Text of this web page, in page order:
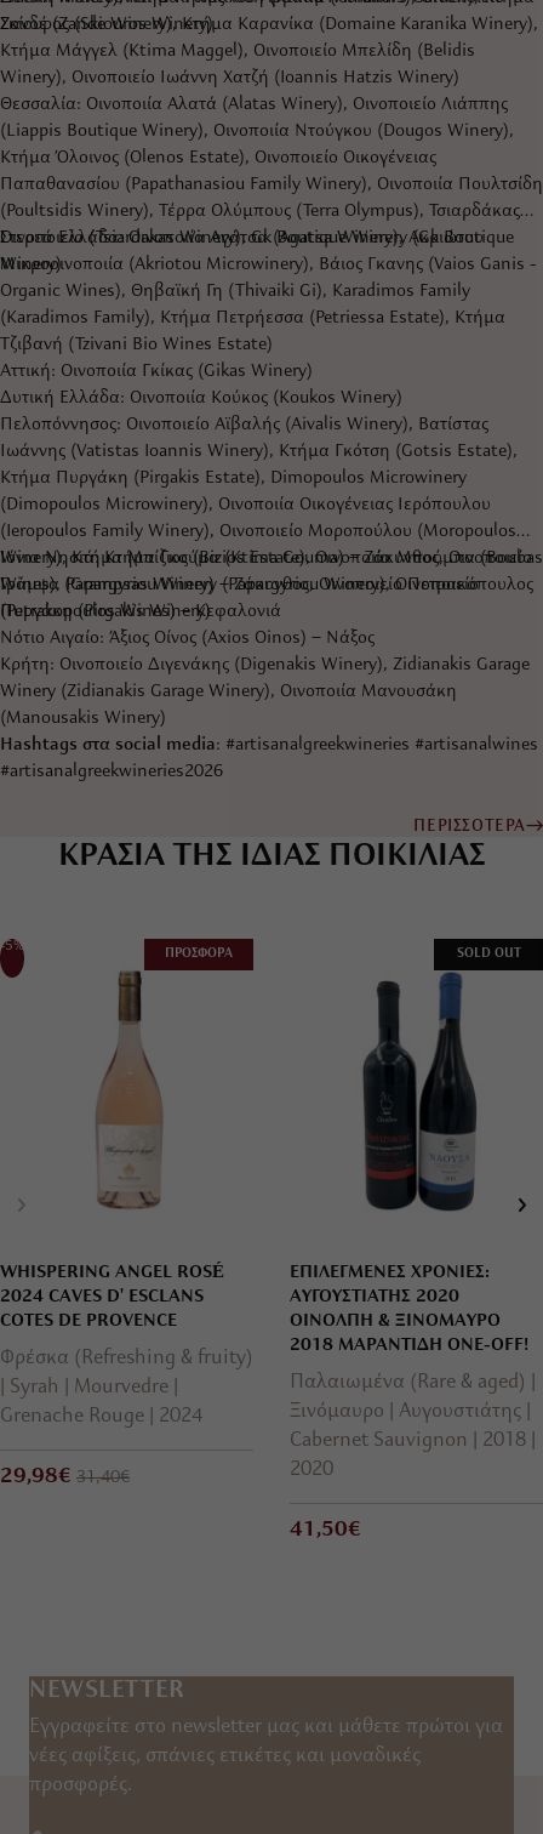
Σκίουρος (Skiouros Winery)
Ζανδέ (Zande Winery), Κτήμα Καρανίκα (Domaine Karanika Winery),
Κτήμα Μάγγελ (Ktima Maggel), Οινοποιείο Μπελίδη (Belidis
Winery), Οινοποιείο Ιωάννη Χατζή (Ioannis Hatzis Winery)
Θεσσαλία: Οινοποιία Αλατά (Alatas Winery), Οινοποιείο Λιάππης
(Liappis Boutique Winery), Οινοποιία Ντούγκου (Dougos Winery),
Κτήμα Όλοινος (Olenos Estate), Οινοποιείο Οικογένειας
Παπαθανασίου (Papathanasiou Family Winery), Οινοποιία Πουλτσίδη
(Poultsidis Winery), Τέρρα Ολύμπους (Terra Olympus), Τσιαρδάκας
Οινοποιείο (Tsiardakas Winery), Gk Boutique Winery (Gk Boutique
Winery)
Στερεά Ελλάδα: Οινοποιία Αγάτσα (Agatsa Winery), Ακριώτου
Μικροοινοποιία (Akriotou Microwinery), Βάιος Γκανης (Vaios Ganis -
Organic Wines), Θηβαϊκή Γη (Thivaiki Gi), Karadimos Family
(Karadimos Family), Κτήμα Πετρήεσσα (Petriessa Estate), Κτήμα
Τζιβανή (Tzivani Bio Wines Estate)
Αττική: Οινοποιία Γκίκας (Gikas Winery)
Δυτική Ελλάδα: Οινοποιία Κούκος (Koukos Winery)
Πελοπόννησος: Οινοποιείο Αϊβαλής (Aivalis Winery), Βατίστας
Ιωάννης (Vatistas Ioannis Winery), Κτήμα Γκότση (Gotsis Estate),
Κτήμα Πυργάκη (Pirgakis Estate), Dimopoulos Microwinery
(Dimopoulos Microwinery), Οινοποιία Οικογένειας Ιερόπουλου
(Ieropoulos Family Winery), Οινοποιείο Μοροπούλου (Moropoulos
Winery), Κτήμα Μπίζιος (Bizios Estate), Οινοποιία Μπούμπα (Boubas
Wines), Papargyriou Winery (Papargyriou Winery), Οινοποιείο
Πυργάκη (Pirgakis Winery)
Ιόνια Νησιά: Κτήμα Γκούμα (Ktima Gouma) – Ζάκυνθος, Οινοποιείο
Γράμψα (Grampsas Winery) – Ζάκυνθος, Οινοποιείο Πετρακόπουλος
(Petrakopoulos Wines) – Κεφαλονιά
Νότιο Αιγαίο: Άξιος Οίνος (Axios Oinos) – Νάξος
Κρήτη: Οινοποιείο Διγενάκης (Digenakis Winery), Zidianakis Garage
Winery (Zidianakis Garage Winery), Οινοποιία Μανουσάκη
(Manousakis Winery)
Hashtags στα social media: #artisanalgreekwineries #artisanalwines
#artisanalgreekwineries2026
ΠΕΡΙΣΣΟΤΕΡΑ
ΚΡΑΣΙΑ ΤΗΣ ΙΔΙΑΣ ΠΟΙΚΙΛΙΑΣ
-5%
ΠΡΟΣΦΟΡΑ
WHISPERING ANGEL ROSÉ
2024 CAVES D' ESCLANS
COTES DE PROVENCE
Φρέσκα (Refreshing & fruity)
Syrah
Mourvedre
Grenache Rouge
2024
29,98€ 31,40€
SOLD OUT
ΕΠΙΛΕΓΜΕΝΕΣ ΧΡΟΝΙΕΣ:
ΑΥΓΟΥΣΤΙΑΤΗΣ 2020
ΟΙΝΟΛΠΗ & ΞΙΝΟΜΑΥΡΟ
2018 ΜΑΡΑΝΤΙΔΗ ONE-OFF!
Παλαιωμένα (Rare & aged)
Ξινόμαυρο
Αυγουστιάτης
Cabernet Sauvignon
2018
2020
41,50€
NEWSLETTER
Εγγραφείτε στο newsletter μας και μάθετε πρώτοι για
νέες αφίξεις, σπάνιες ετικέτες και μοναδικές
προσφορές.